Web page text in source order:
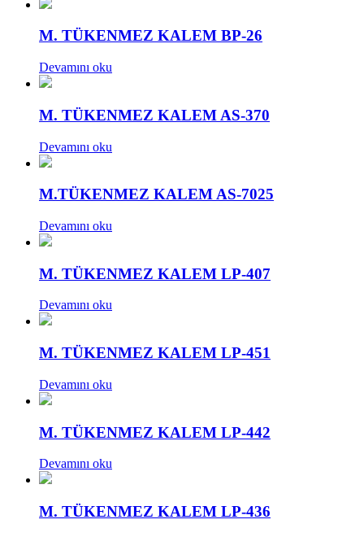
M. TÜKENMEZ KALEM BP-26
Devamını oku
M. TÜKENMEZ KALEM AS-370
Devamını oku
M.TÜKENMEZ KALEM AS-7025
Devamını oku
M. TÜKENMEZ KALEM LP-407
Devamını oku
M. TÜKENMEZ KALEM LP-451
Devamını oku
M. TÜKENMEZ KALEM LP-442
Devamını oku
M. TÜKENMEZ KALEM LP-436